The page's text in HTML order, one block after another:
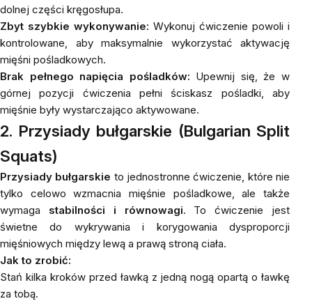
dolnej części kręgosłupa.
Zbyt szybkie wykonywanie: Wykonuj ćwiczenie powoli i
kontrolowane, aby maksymalnie wykorzystać aktywację
mięśni pośladkowych.
Brak pełnego napięcia pośladków: Upewnij się, że w
górnej pozycji ćwiczenia pełni ściskasz pośladki, aby
mięśnie były wystarczająco aktywowane.
2. Przysiady bułgarskie (Bulgarian Split
Squats)
Przysiady bułgarskie to jednostronne ćwiczenie, które nie
tylko celowo wzmacnia mięśnie pośladkowe, ale także
wymaga stabilności i równowagi. To ćwiczenie jest
świetne do wykrywania i korygowania dysproporcji
mięśniowych między lewą a prawą stroną ciała.
Jak to zrobić:
Stań kilka kroków przed ławką z jedną nogą opartą o ławkę
za tobą.